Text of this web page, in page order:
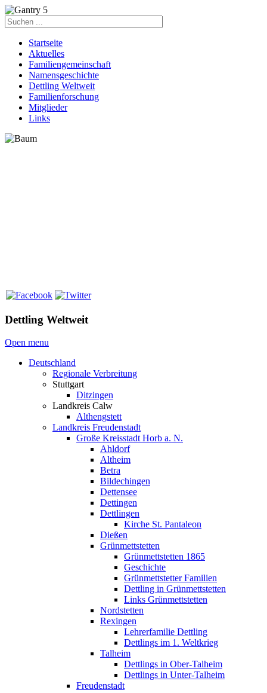
Startseite
Aktuelles
Familiengemeinschaft
Namensgeschichte
Dettling Weltweit
Familienforschung
Mitglieder
Links
Dettling Weltweit
Open menu
Deutschland
Regionale Verbreitung
Stuttgart
Ditzingen
Landkreis Calw
Althengstett
Landkreis Freudenstadt
Große Kreisstadt Horb a. N.
Ahldorf
Altheim
Betra
Bildechingen
Dettensee
Dettingen
Dettlingen
Kirche St. Pantaleon
Dießen
Grünmettstetten
Grünmettstetten 1865
Geschichte
Grünmettstetter Familien
Dettling in Grünmettstetten
Links Grünmettstetten
Nordstetten
Rexingen
Lehrerfamilie Dettling
Dettlings im 1. Weltkrieg
Talheim
Dettlings in Ober-Talheim
Dettlings in Unter-Talheim
Freudenstadt